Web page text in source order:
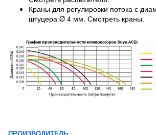
Краны для регулировки потока с
штуцера Ø 4 мм. Смотреть краны.